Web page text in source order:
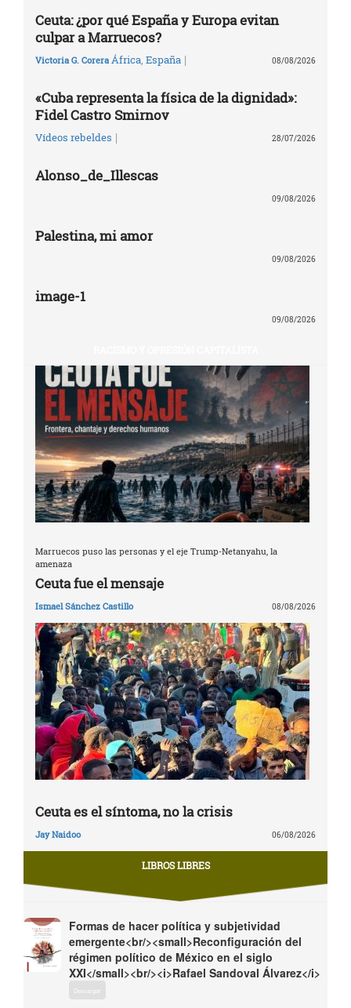
Ceuta: ¿por qué España y Europa evitan
culpar a Marruecos?
Victoria G. Corera África, España | 08/08/2026
«Cuba representa la física de la dignidad»:
Fidel Castro Smirnov
Vídeos rebeldes | 28/07/2026
Alonso_de_Illescas
09/08/2026
Palestina, mi amor
09/08/2026
image-1
09/08/2026
Marruecos puso las personas y el eje Trump-Netanyahu, la
amenaza
Ceuta fue el mensaje
Ismael Sánchez Castillo 08/08/2026
Ceuta es el síntoma, no la crisis
Jay Naidoo 06/08/2026
LIBROS LIBRES
Formas de hacer política y subjetividad
emergente<br/><small>Reconfiguración del
régimen político de México en el siglo
XXI</small><br/><i>Rafael Sandoval Álvarez</i>
Descargar